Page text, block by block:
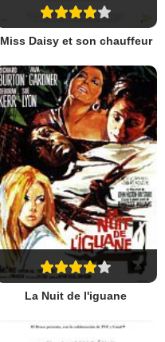
Miss Daisy et son chauffeur
La Nuit de l'iguane